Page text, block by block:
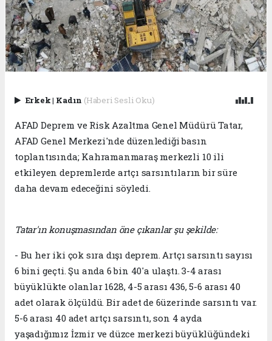
Erkek| Kadın (Haberi Sesli Oku)
AFAD Deprem ve Risk Azaltma Genel Müdürü Tatar,
AFAD Genel Merkezi'nde düzenlediği basın
toplantısında; Kahramanmaraş merkezli 10 ili
etkileyen depremlerde artçı sarsıntıların bir süre
daha devam edeceğini söyledi.
Tatar'ın konuşmasından öne çıkanlar şu şekilde:
- Bu her iki çok sıra dışı deprem. Artçı sarsıntı sayısı
6 bini geçti. Şu anda 6 bin 40'a ulaştı. 3-4 arası
büyüklükte olanlar 1628, 4-5 arası 436, 5-6 arası 40
adet olarak ölçüldü. Bir adet de 6üzerinde sarsıntı var.
5-6 arası 40 adet artçı sarsıntı, son 4 ayda
yaşadığımız İzmir ve düzce merkezi büyüklüğündeki